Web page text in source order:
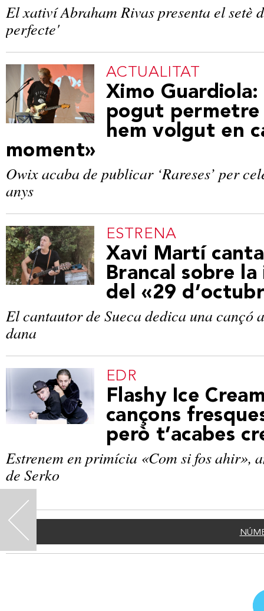
<
El xativí Abraham Rivas presenta el setè
perfecte'
ACTUALITAT
Ximo Guardiola:
pogut
hem volgut en
moment»
Owix acaba de publicar ‘Rareses’ per
anys
ESTRENA
Xavi Martí
Brancal sobre
del «29
El cantautor de Sueca dedica una cançó
dana
EDR
Flashy Ice
cançons
però t’acabes
Estrenem en primícia «Com si fos ahir»,
de Serko